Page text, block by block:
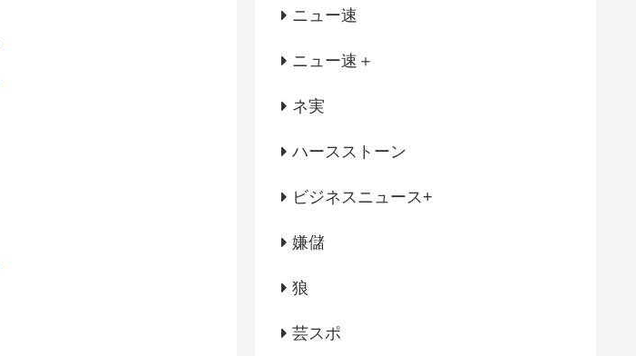
ニュー速
ニュー速＋
ネ実
ハースストーン
ビジネスニュース+
嫌儲
狼
芸スポ